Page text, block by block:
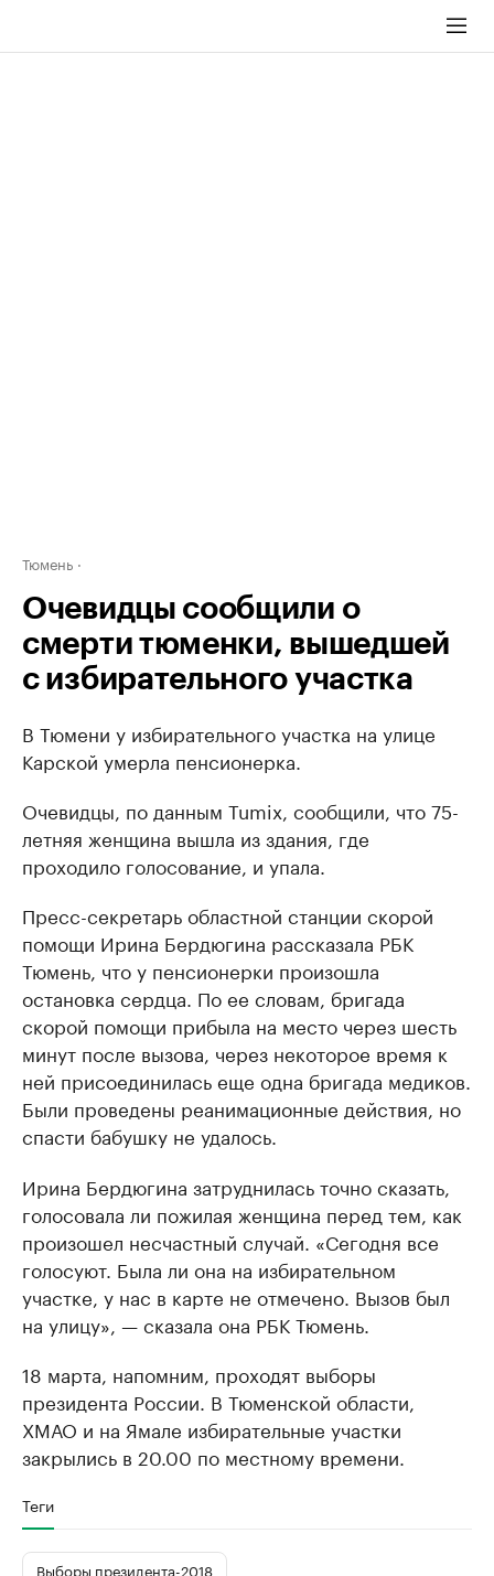
Тюмень
Очевидцы сообщили о
смерти тюменки, вышедшей
с избирательного участка
В Тюмени у избирательного участка на улице
Карской умерла пенсионерка.
Очевидцы, по данным Tumix, сообщили, что 75-
летняя женщина вышла из здания, где
проходило голосование, и упала.
Пресс-секретарь областной станции скорой
помощи Ирина Бердюгина рассказала РБК
Тюмень, что у пенсионерки произошла
остановка сердца. По ее словам, бригада
скорой помощи прибыла на место через шесть
минут после вызова, через некоторое время к
ней присоединилась еще одна бригада медиков.
Были проведены реанимационные действия, но
спасти бабушку не удалось.
Ирина Бердюгина затруднилась точно сказать,
голосовала ли пожилая женщина перед тем, как
произошел несчастный случай. «Сегодня все
голосуют. Была ли она на избирательном
участке, у нас в карте не отмечено. Вызов был
на улицу», — сказала она РБК Тюмень.
18 марта, напомним, проходят выборы
президента России. В Тюменской области,
ХМАО и на Ямале избирательные участки
закрылись в 20.00 по местному времени.
Теги
Выборы президента-2018